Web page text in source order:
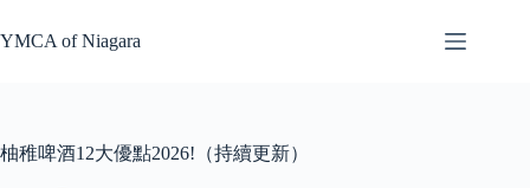
to
content
YMCA of Niagara
柚稚啤酒12大優點2026!（持續更新）